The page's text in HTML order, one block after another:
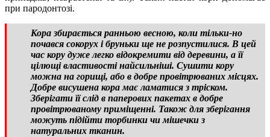
при пародонтозі.
Кора збирається ранньою весною, коли тільки-но
почався сокорух і бруньки ще не розпустилися. В цей
час кору дуже легко відокремити від деревини, а її
цілющі властивості найсильніші. Сушити кору
можна на горищі, або в добре провітрюваних місцях.
Добре висушена кора має ламатися з тріском.
Зберігати її слід в паперових пакетах в добре
провітрюваному приміщенні. Також для зберігання
можуть підійти торбинки чи мішечки з
натуральних тканин.